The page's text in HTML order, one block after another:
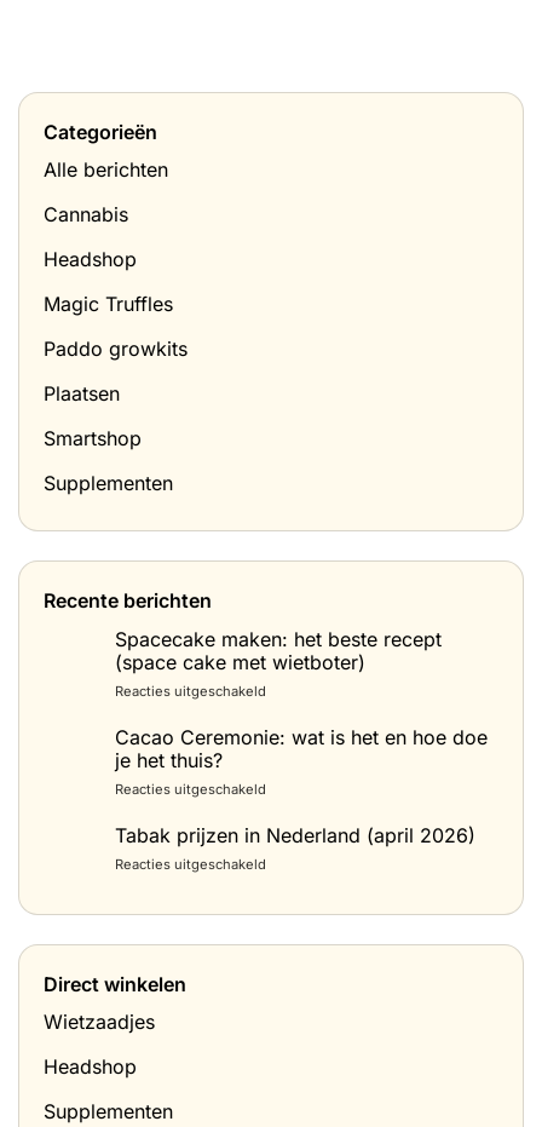
Categorieën
Alle berichten
Cannabis
Headshop
Magic Truffles
Paddo growkits
Plaatsen
Smartshop
Supplementen
Recente berichten
Spacecake maken: het beste recept
(space cake met wietboter)
Reacties uitgeschakeld
maken:
het
cake
Cacao Ceremonie: wat is het en hoe doe
je het thuis?
Reacties uitgeschakeld
Ceremonie:
wat
en
Tabak prijzen in Nederland (april 2026)
Reacties uitgeschakeld
Nederland
Direct winkelen
Wietzaadjes
Headshop
Supplementen